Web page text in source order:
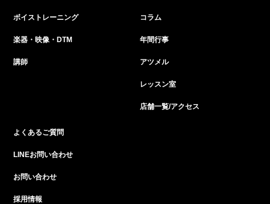
ボイストレーニング
楽器・映像・DTM
講師
コラム
年間行事
アツメル
レッスン室
店舗一覧/アクセス
よくあるご質問
LINEお問い合わせ
お問い合わせ
採用情報